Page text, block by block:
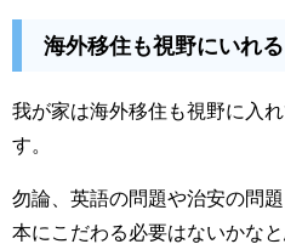
海外移住も視野にいれる
我が家は海外移住も視野に入
す。
勿論、英語の問題や治安の問
本にこだわる必要はないかなと